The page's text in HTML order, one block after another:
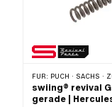
FÜR: PUCH · SACHS ·
swiing® revival
gerade |